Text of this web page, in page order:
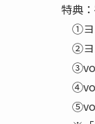
特典
①ヨ
②ヨ